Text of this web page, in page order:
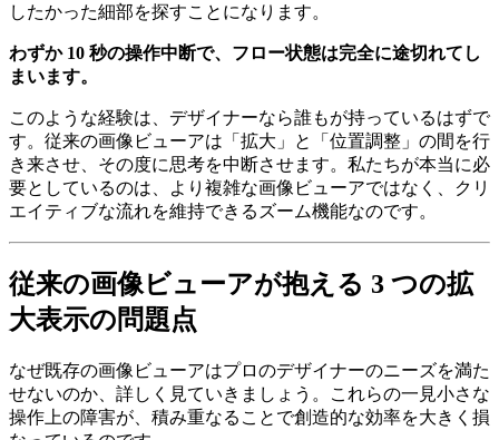
したかった細部を探すことになります。
わずか 10 秒の操作中断で、フロー状態は完全に途切れてし
まいます。
このような経験は、デザイナーなら誰もが持っているはずで
す。従来の画像ビューアは「拡大」と「位置調整」の間を行
き来させ、その度に思考を中断させます。私たちが本当に必
要としているのは、より複雑な画像ビューアではなく、クリ
エイティブな流れを維持できるズーム機能なのです。
従来の画像ビューアが抱える 3 つの拡
大表示の問題点
なぜ既存の画像ビューアはプロのデザイナーのニーズを満た
せないのか、詳しく見ていきましょう。これらの一見小さな
操作上の障害が、積み重なることで創造的な効率を大きく損